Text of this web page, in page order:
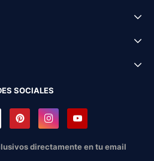
SOCIALES
directamente en tu email